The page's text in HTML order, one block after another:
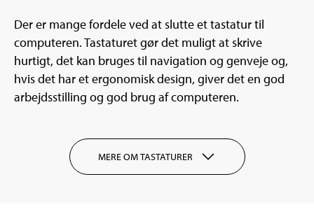
Der er mange fordele ved at slutte et tastatur til
computeren. Tastaturet gør det muligt at skrive
hurtigt, det kan bruges til navigation og genveje og,
hvis det har et ergonomisk design, giver det en god
arbejdsstilling og god brug af computeren.
MERE OM TASTATURER